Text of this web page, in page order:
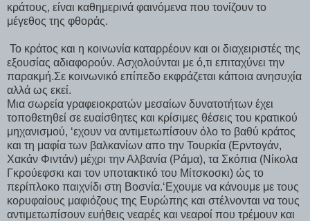
κράτους, είναι καθημερινά φαινόμενα που τονίζουν το
μέγεθος της φθοράς.
Το κράτος και η κοινωνία καταρρέουν και οι διαχειριστές της
εξουσίας αδιαφορούν. Ασχολούνται με ό,τι επιταχύνει την
παρακμή.Σε κοινωνικό επίπεδο εκφράζεται κάποια ανησυχία
αλλά ως εκεί.
Μια σωρεία γραφειοκρατών μεσαίων δυνατοτήτων έχει
τοποθετηθεί σε ευαίσθητες και κρίσιμες θέσεις του κρατικού
μηχανισμού, ‘εχουν να αντιμετωπίσουν όλο το βαθύ κράτος
και τη μαφία των βαλκανίων απο την Τουρκία (Ερντογάν,
Χακάν Φιντάν) μέχρι την Αλβανία (Ράμα), τα Σκόπια (Νίκολα
Γκρούεφσκι και τον υποτακτικό του Μίτσκοσκι) ώς το
περίπλοκο παιχνίδι στη Βοσνία.‘Εχουμε να κάνουμε με τους
κορυφαίους μαφιόζους της Ευρώπης και στέλνονται να τους
αντιμετωπίσουν ευήθεις νεαρές και νεαροί που τρέμουν και